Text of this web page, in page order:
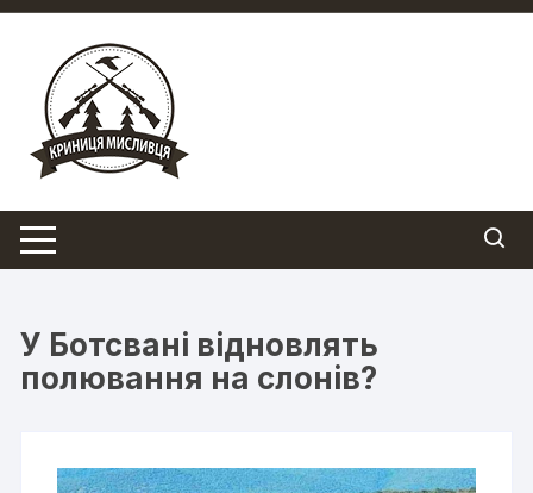
Перейти
вмісту
У Ботсвані відновлять
полювання на слонів?